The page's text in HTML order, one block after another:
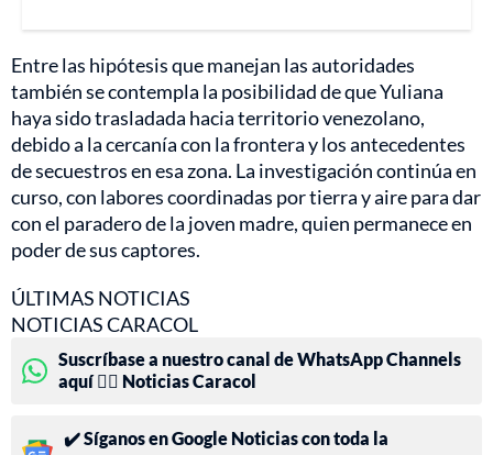
Entre las hipótesis que manejan las autoridades
también se contempla la posibilidad de que Yuliana
haya sido trasladada hacia territorio venezolano,
debido a la cercanía con la frontera y los antecedentes
de secuestros en esa zona. La investigación continúa en
curso, con labores coordinadas por tierra y aire para dar
con el paradero de la joven madre, quien permanece en
poder de sus captores.
ÚLTIMAS NOTICIAS
NOTICIAS CARACOL
Suscríbase a nuestro canal de WhatsApp Channels
aquí 👉🏻 Noticias Caracol
✔️ Síganos en Google Noticias con toda la